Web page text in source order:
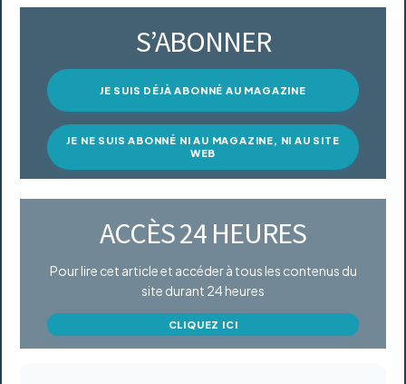
S’ABONNER
JE SUIS DÉJÀ ABONNÉ AU MAGAZINE
JE NE SUIS ABONNÉ NI AU MAGAZINE, NI AU SITE
WEB
ACCÈS 24 HEURES
Pour lire cet article et accéder à tous les contenus du
site durant 24 heures
CLIQUEZ ICI